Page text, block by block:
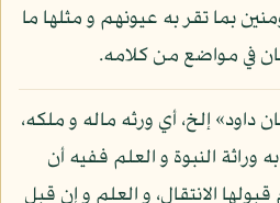
بما تقر به عيونهم و مثلها ما
في مواضع من كلامه.
داود» إلخ، أي ورثه ماله و ملكه،
وراثة النبوة و العلم ففيه أن
قبولها الانتقال، و العلم و إن قبل